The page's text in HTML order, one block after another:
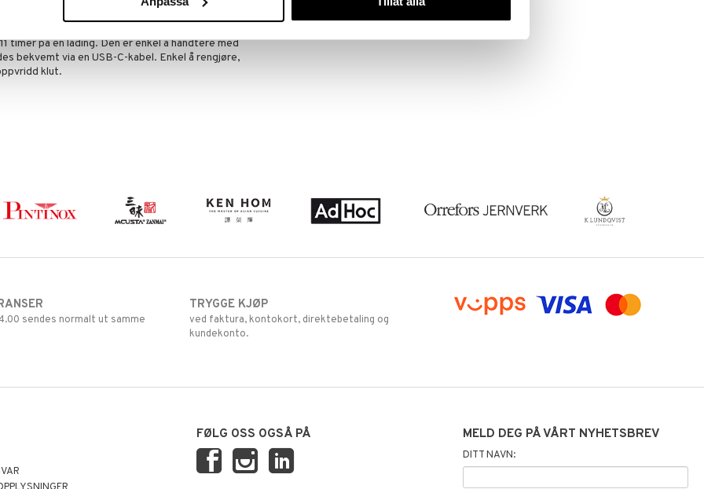
timer på en lading. Den er enkel å håndtere med
bekvemt via en USB-C-kabel. Enkel å rengjøre,
klut.
sendes normalt ut samme
TRYGGE KJØP
ved faktura, kontokort, direktebetaling og
kundekonto.
FØLG OSS OGSÅ PÅ MELD DEG PÅ VÅRT NYHETSBREV
DITT NAVN: